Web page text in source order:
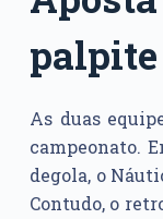
palpite
As duas
campeonato.
degola, o
Contudo, o